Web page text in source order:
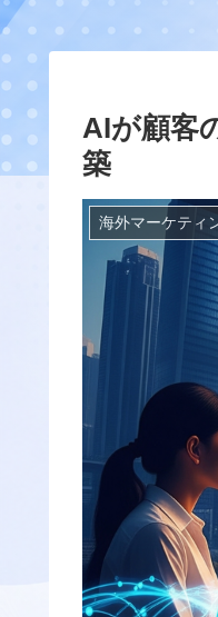
AIが顧客
築
海外マーケティ